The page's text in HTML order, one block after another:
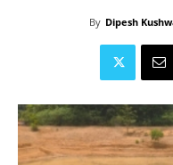
By Dipesh